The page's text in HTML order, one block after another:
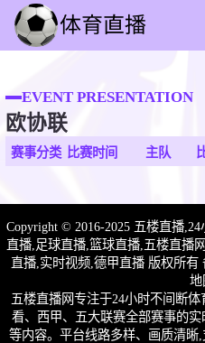
足球直播
篮球直播
足球录播
篮球速报
其他赛事
EVENT PRESENTATION
欧协联
赛事分类 比赛时间 主队
Copyright © 2016-2025 五楼直播
直播,足球直播,篮球直播,五楼直播
直播,实时视频,德甲直播 版权所有
地
五楼直播网专注于24小时不间断
看、西甲、五大联赛全部赛事的
等内容。平台线路多样、画质清